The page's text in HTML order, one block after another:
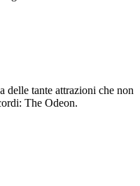
delle tante attrazioni che non
The Odeon.